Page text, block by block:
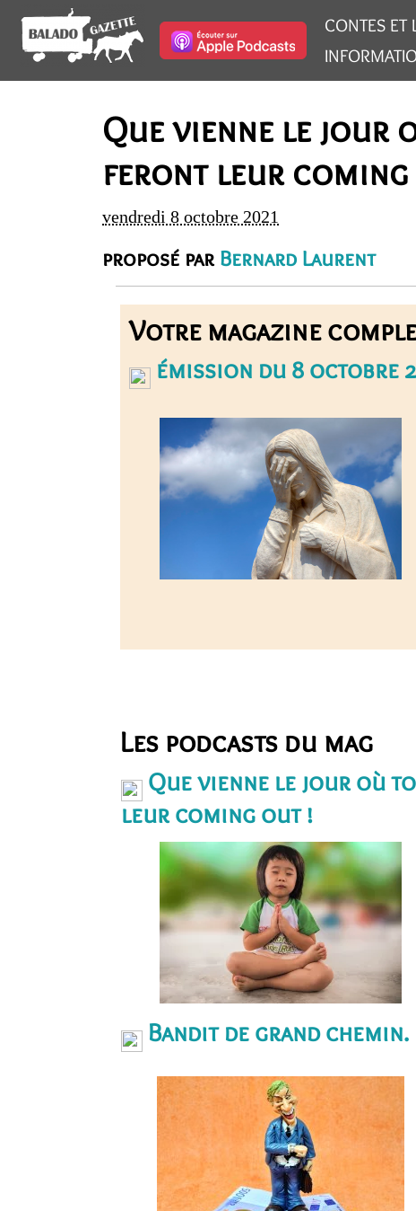
CONTES ET
Que vienne le jour
feront leur coming
vendredi 8 octobre 2021
proposé par Bernard Laurent
Votre magazine
émission du 8 octobre
Les podcasts du mag
Que vienne le jour où
leur coming out !
Bandit de grand chemin.